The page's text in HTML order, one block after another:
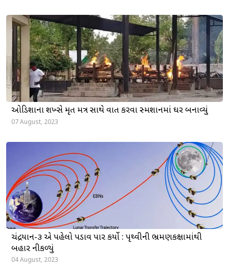
ઓડિશાના શખ્સે મૃત મિત્ર સાથે વાત કરવા સ્મશાનમાં ઘર બનાવ્યું
07 August, 2023
ચંદ્રયાન-૩ એ પહેલો પડાવ પાર કર્યો : પૃથ્વીની ભ્રમણકક્ષામાંથી
બહાર નીકળ્યું
04 August, 2023